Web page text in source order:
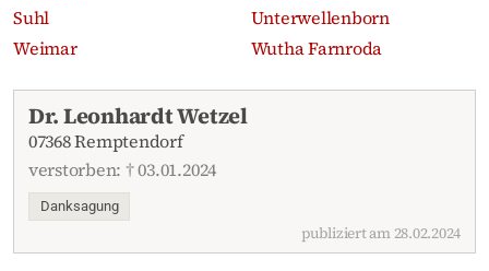
Suhl
Unterwellenborn
Weimar
Wutha Farnroda
Aktuelle Traueranzeigen
Dr. Leonhardt Wetzel
07368 Remptendorf
verstorben: † 03.01.2024
Danksagung
publiziert am 28.02.2024